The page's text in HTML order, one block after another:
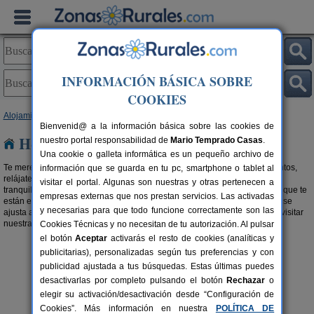
Alojamientos
Hoteles en Galicia
Te mereces unas buenas vacaciones. Elije entre estos grandes alojamientos,
relájate y disfruta de tu tiempo libre. Desconecta y vive cada momento de
tranquilidad y relax en esta selección de
que te
están esperando. Elige la ubicación y sus servicios, y reserva el que más se
ajusta a tus necesidades. Si buscas algo más familiar, te recomendamos visitar
nuestra selección deHostales Rurales en Galicia.
INFORMACIÓN BÁSICA SOBRE
COOKIES
Bienvenid@ a la información básica sobre las cookies de
nuestro portal responsabilidad de Mario Temprado Casas.
Una cookie o galleta informática es un pequeño archivo de
información que se guarda en tu pc, smartphone o tablet al
visitar el portal. Algunas son nuestras y otras pertenecen a
empresas externas que nos prestan servicios. Las activadas
y necesarias para que todo funcione correctamente son las
Cookies Técnicas y no necesitan de tu autorización. Al pulsar
el botónAceptar activarás el resto de cookies (analíticas y
publicitarias), personalizadas según tus preferencias y con
publicidad ajustada a tus búsquedas. Estas últimas puedes
desactivarlas por completo pulsando el botón Rechazar o
elegir su activación/desactivación desde “Configuración de
Cookies”. Más información en nuestra
POLÍTICA DE